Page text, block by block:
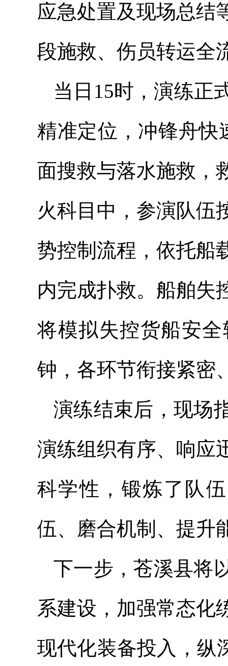
应急处置及现场总结
段施救、伤员转运全
当日15时，演练正
精准定位，冲锋舟快
面搜救与落水施救，
火科目中，参演队伍
势控制流程，依托船
内完成扑救。船舶失
将模拟失控货船安
钟，各环节衔接紧密
演练结束后，现场
演练组织有序、响应
科学性，锻炼了队
伍、磨合机制、提升
下一步，苍溪县将
系建设，加强常态化
现代化装备投入，纵